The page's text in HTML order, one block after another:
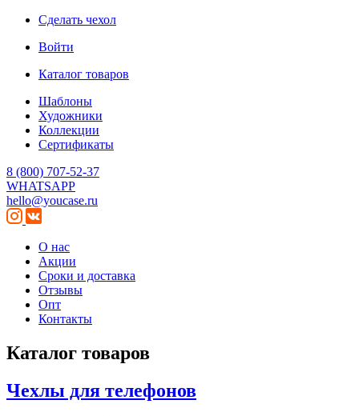
Сделать чехол
Войти
Каталог товаров
Шаблоны
Художники
Коллекции
Сертификаты
8 (800) 707-52-37
WHATSAPP
hello@youcase.ru
О нас
Акции
Сроки и доставка
Отзывы
Опт
Контакты
Каталог товаров
Чехлы для телефонов